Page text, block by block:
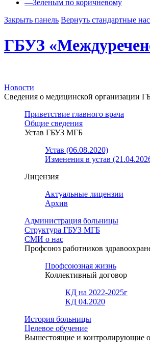
—Зеленым по коричневому
Закрыть панель Вернуть стандартные
ГБУЗ
Новости
Сведения о медицинской организации
Приветствие главного врача
Общие сведения
Устав ГБУЗ МГБ
Устав (06.08.2020)
Изменения в устав
Лицензия
Актуальные лицензии
Архив
Администрация больницы
Структура ГБУЗ МГБ
СМИ о нас
Профсоюз работников
Профсоюзная жизнь
Коллективный договор
КД на 2022-2025г
КД 04.2020
История больницы
Целевое обучение
Вышестоящие и контролирующие